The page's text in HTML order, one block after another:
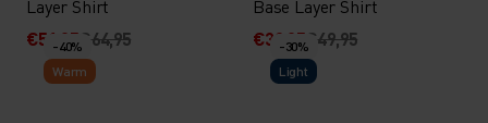
Layer Shirt
€51,95€64,95
Base Layer Shirt
€39,95€49,95
-40%
Warm
-30%
Light